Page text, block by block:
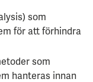
som
för att förhindra
som
hanteras innan